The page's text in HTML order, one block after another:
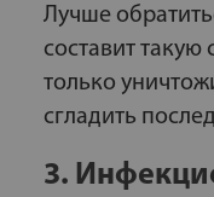
Лучше
составит такую
только
сгладить
3.